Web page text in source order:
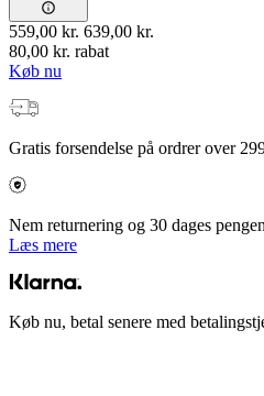
559,00 kr. 639,00 kr.
80,00 kr. rabat
Køb nu
Gratis forsendelse på ordrer over
Nem returnering og 30 dages
Læs mere
Køb nu, betal senere med